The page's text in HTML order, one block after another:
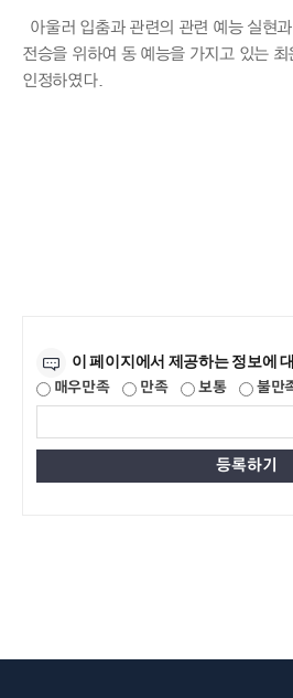
아울러 입춤과 관련의 관련 예능 실현
전승을 위하여 동 예능을 가지고 있는
인정하였다.
이 페이지에서 제공하는 정보에
매우만족 만족 보통 불만